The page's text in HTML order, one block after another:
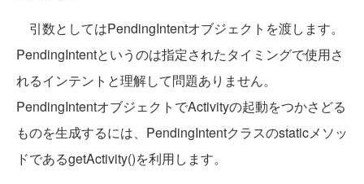
引数としてはPendingIntentオブジェクトを渡します。
PendingIntentというのは指定されたタイミングで使用さ
れるインテントと理解して問題ありません。
PendingIntentオブジェクトでActivityの起動をつかさどる
ものを生成するには、PendingIntentクラスのstaticメソッ
ドであるgetActivity()を利用します。